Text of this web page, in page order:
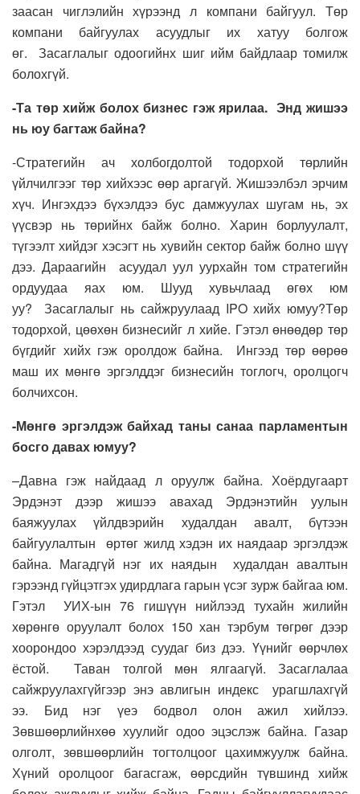
заасан чиглэлийн хүрээнд л компани байгуул. Төр
компани байгуулах асуудлыг их хатуу болгож
өг.
Засаглалыг одоогийнх шиг ийм байдлаар томилж
болохгүй.
-Та төр хийж болох бизнес гэж ярилаа. Энд жишээ
нь юу багтаж байна?
-Стратегийн ач холбогдолтой тодорхой төрлийн
үйлчилгээг төр хийхээс өөр аргагүй. Жишээлбэл эрчим
хүч. Ингэхдээ бүхэлдээ бус дамжуулах шугам нь,эх
үүсвэр нь төрийнхбайж болно. Харин борлуулалт,
түгээлт хийдэг хэсэгт нь хувийн сектор байж болно шүү
дээ. Дараагийн асуудал уул уурхайн том стратегийн
ордуудаа яах юм. Шууд хувьчлаад өгөх юм
уу?
Засаглалыг нь сайжруулаад IPO хийх юмуу?Төр
тодорхой, цөөхөн бизнесийг л хийе. Гэтэл өнөөдөр төр
бүгдийг хийх гэж оролдож байна. Ингээд төр өөрөө
маш их мөнгө эргэлддэг бизнесийн тоглогч, оролцогч
болчихсон.
-Мөнгө эргэлдэж байхад таны санаа парламентын
босго давах юмуу?
–Давна гэж найдаад л оруулж байна.Хоёрдугаарт
Эрдэнэт дээр жишээ авахад Эрдэнэтийн уулын
баяжуулах үйлдвэрийн худалдан авалт, бүтээн
байгуулалтын өртөг жилд хэдэн их наядаарэргэлдэж
байна. Магадгүй нэг их наядын худалдан авалтын
гэрээнд гүйцэтгэх удирдлага гарын үсэг зурж байгаа юм.
Гэтэл
УИХ-ын76 гишүүн нийлээд тухайн жилийн
хөрөнгө оруулалт болох 150 хан тэрбумтөгрөг дээр
хоорондоо хэрэлдээд суудаг биз дээ. Үүнийг өөрчлөх
ёстой.
Таван толгой мөн ялгаагүй. Засаглалаа
сайжруулахгүйгээр энэ авлигын индекс урагшлахгүй
ээ. Бид нэг үеэ бодвол олон ажил хийлээ.
Зөвшөөрлийнхөө хуулийг одоо эцэслэж байна. Газар
олголт, зөвшөөрлийн тогтолцоог цахимжуулж байна.
Хүний оролцоог багасгаж, өөрсдийн түвшинд хийж